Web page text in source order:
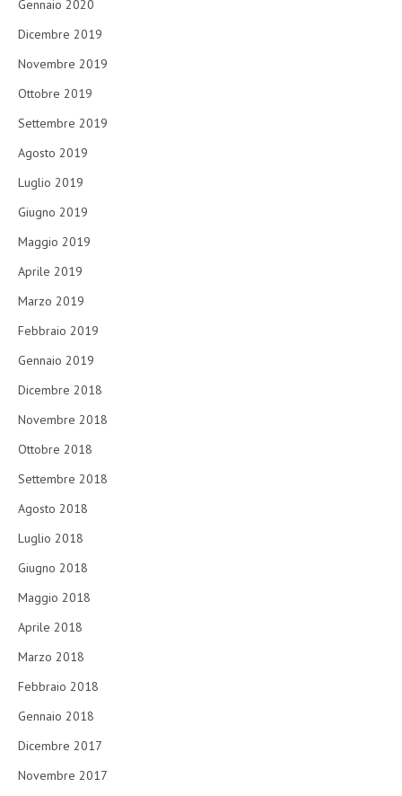
Gennaio 2020
Dicembre 2019
Novembre 2019
Ottobre 2019
Settembre 2019
Agosto 2019
Luglio 2019
Giugno 2019
Maggio 2019
Aprile 2019
Marzo 2019
Febbraio 2019
Gennaio 2019
Dicembre 2018
Novembre 2018
Ottobre 2018
Settembre 2018
Agosto 2018
Luglio 2018
Giugno 2018
Maggio 2018
Aprile 2018
Marzo 2018
Febbraio 2018
Gennaio 2018
Dicembre 2017
Novembre 2017